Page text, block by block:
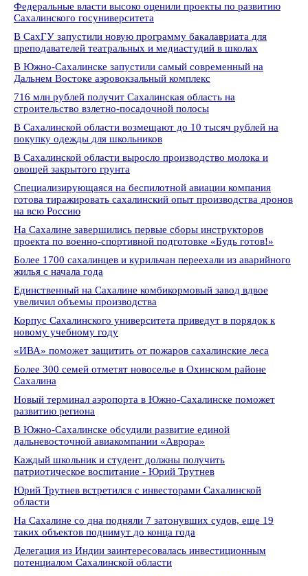
Федеральные власти высоко оценили проекты по развитию
Сахалинского госуниверситета
В СахГУ запустили новую программу бакалавриата для
преподавателей театральных и медиастудий в школах
В Южно-Сахалинске запустили самый современный на
Дальнем Востоке аэровокзальный комплекс
716 млн рублей получит Сахалинская область на
строительство взлетно-посадочной полосы
В Сахалинской области возмещают до 10 тысяч рублей на
покупку одежды для школьников
В Сахалинской области выросло производство молока и
овощей закрытого грунта
Специализирующаяся на беспилотной авиации компания
готова тиражировать сахалинский опыт производства дронов
на всю Россию
На Сахалине завершились первые сборы инструкторов
проекта по военно-спортивной подготовке «Будь готов!»
Более 1700 сахалинцев и курильчан переехали из аварийного
жилья с начала года
Единственный на Сахалине комбикормовый завод вдвое
увеличил объемы производства
Корпус Сахалинского университета приведут в порядок к
новому учебному году
«ИВА» поможет защитить от пожаров сахалинские леса
Более 300 семей отметят новоселье в Охинском районе
Сахалина
Новый терминал аэропорта в Южно-Сахалинске поможет
развитию региона
В Южно-Сахалинске обсудили развитие единой
дальневосточной авиакомпании «Аврора»
Каждый школьник и студент должны получить
патриотическое воспитание - Юрий Трутнев
Юрий Трутнев встретился с инвесторами Сахалинской
области
На Сахалине со дна подняли 7 затонувших судов, еще 19
таких объектов поднимут до конца года
Делегация из Индии заинтересовалась инвестиционным
потенциалом Сахалинской области